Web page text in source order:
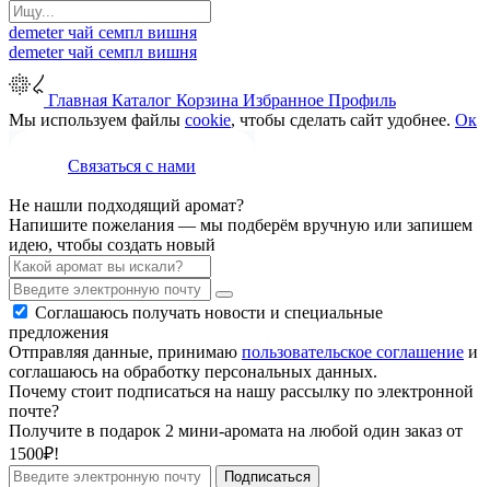
demeterчай семпл вишня
demeterчай семпл вишня
Главная Каталог Корзина Избранное Профиль
Мы используем файлы cookie, чтобы сделать сайт удобнее. Ок
Связаться с нами
Не нашли подходящий аромат?
Напишите пожелания — мы подберём вручную или запишем
идею, чтобы создать новый
Соглашаюсь получать новости и специальные
предложения
Отправляя данные, принимаю пользовательское соглашение и
соглашаюсь на обработку персональных данных.
Почему стоит подписаться на нашу рассылку по электронной
почте?
Получите в подарок 2 мини-аромата на любой один заказ от
1500₽!
Подписаться